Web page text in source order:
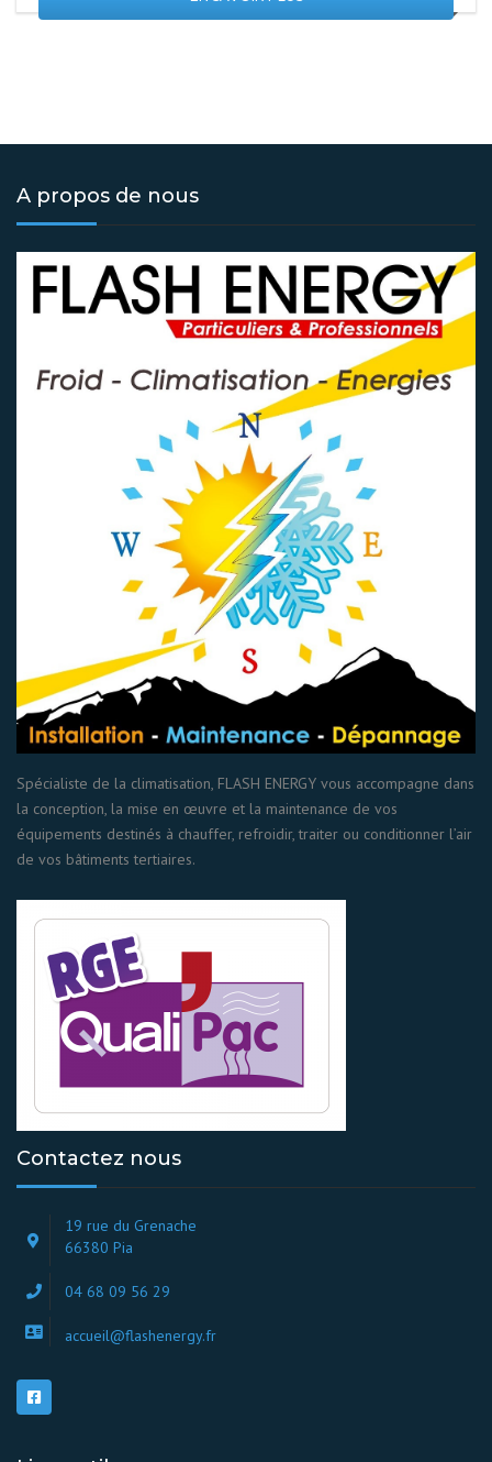
A propos de nous
Spécialiste de la climatisation, FLASH ENERGY vous accompagne dans
la conception, la mise en œuvre et la maintenance de vos
équipements destinés à chauffer, refroidir, traiter ou conditionner l’air
de vos bâtiments tertiaires.
Contactez nous
19 rue du Grenache
66380 Pia
04 68 09 56 29
accueil@flashenergy.fr